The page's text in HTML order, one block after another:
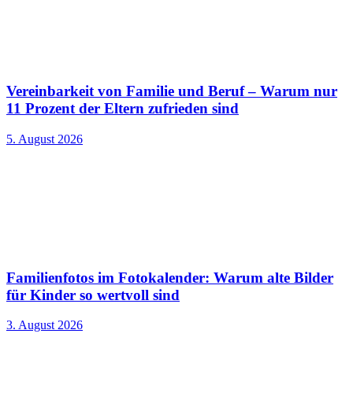
Vereinbarkeit von Familie und Beruf – Warum nur
11 Prozent der Eltern zufrieden sind
5. August 2026
Familienfotos im Fotokalender: Warum alte Bilder
für Kinder so wertvoll sind
3. August 2026